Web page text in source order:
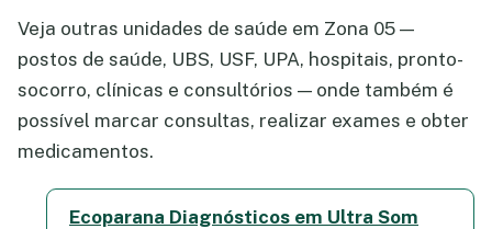
Veja outras unidades de saúde em Zona 05 —
postos de saúde, UBS, USF, UPA, hospitais, pronto-
socorro, clínicas e consultórios — onde também é
possível marcar consultas, realizar exames e obter
medicamentos.
Ecoparana Diagnósticos em Ultra Som